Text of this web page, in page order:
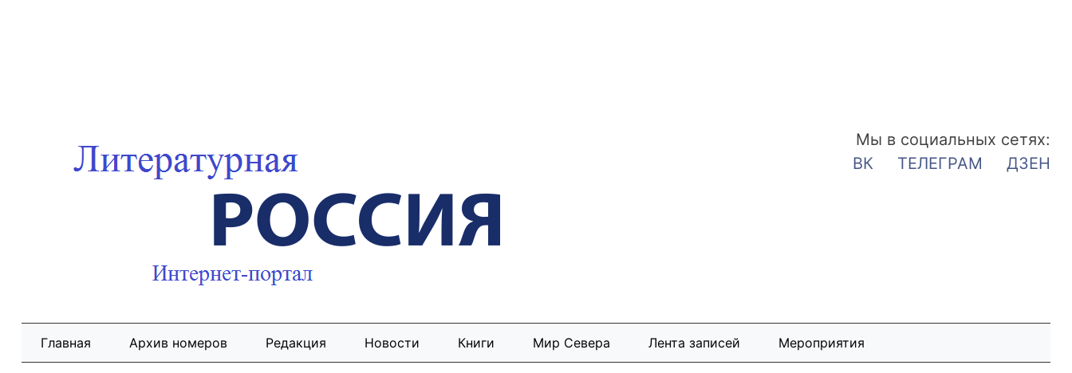
Мы в социальных сетях:
ВК
ТЕЛЕГРАМ ДЗЕН
Главная Архив номеров Редакция Новости Книги Мир Севера Лента записей Мероприятия